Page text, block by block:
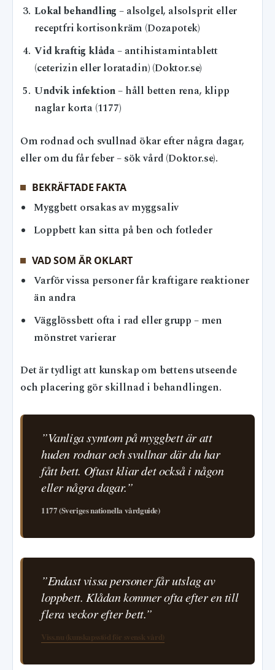
Lokal behandling – alsolgel, alsolsprit eller
receptfri kortisonkräm (Dozapotek)
Vid kraftig klåda– antihistamintablett
(ceterizin eller loratadin) (Doktor.se)
Undvik infektion– håll betten rena, klipp
naglar korta (1177)
Om rodnad och svullnad ökar efter några dagar,
eller om du får feber – sök vård (Doktor.se).
BEKRÄFTADE FAKTA
Myggbett orsakas av myggsaliv
Loppbett kan sitta på ben och fotleder
VAD SOM ÄR OKLART
Varför vissa personer får kraftigare reaktioner
än andra
Vägglössbett ofta i rad eller grupp – men
mönstret varierar
Det är tydligt att kunskap om bettens utseende
och placering gör skillnad i behandlingen.
”Vanliga symtom på myggbett är att
huden rodnar och svullnar där du har
fått bett. Oftast kliar det också i någon
eller några dagar.”
1177 (Sveriges nationella vårdguide)
”Endast vissa personer får utslag av
loppbett. Klådan kommer ofta efter en till
flera veckor efter bett.”
Viss.nu (kunskapsstöd för svensk vård)